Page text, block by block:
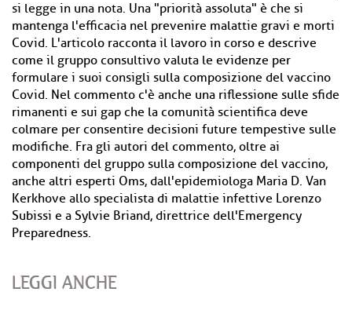
si legge in una nota. Una "priorità assoluta" è che si
mantenga l'efficacia nel prevenire malattie gravi e morti
Covid. L'articolo racconta il lavoro in corso e descrive
come il gruppo consultivo valuta le evidenze per
formulare i suoi consigli sulla composizione del vaccino
Covid. Nel commento c'è anche una riflessione sulle sfide
rimanenti e sui gap che la comunità scientifica deve
colmare per consentire decisioni future tempestive sulle
modifiche. Fra gli autori del commento, oltre ai
componenti del gruppo sulla composizione del vaccino,
anche altri esperti Oms, dall'epidemiologa Maria D. Van
Kerkhove allo specialista di malattie infettive Lorenzo
Subissi e a Sylvie Briand, direttrice dell'Emergency
Preparedness.
LEGGI ANCHE